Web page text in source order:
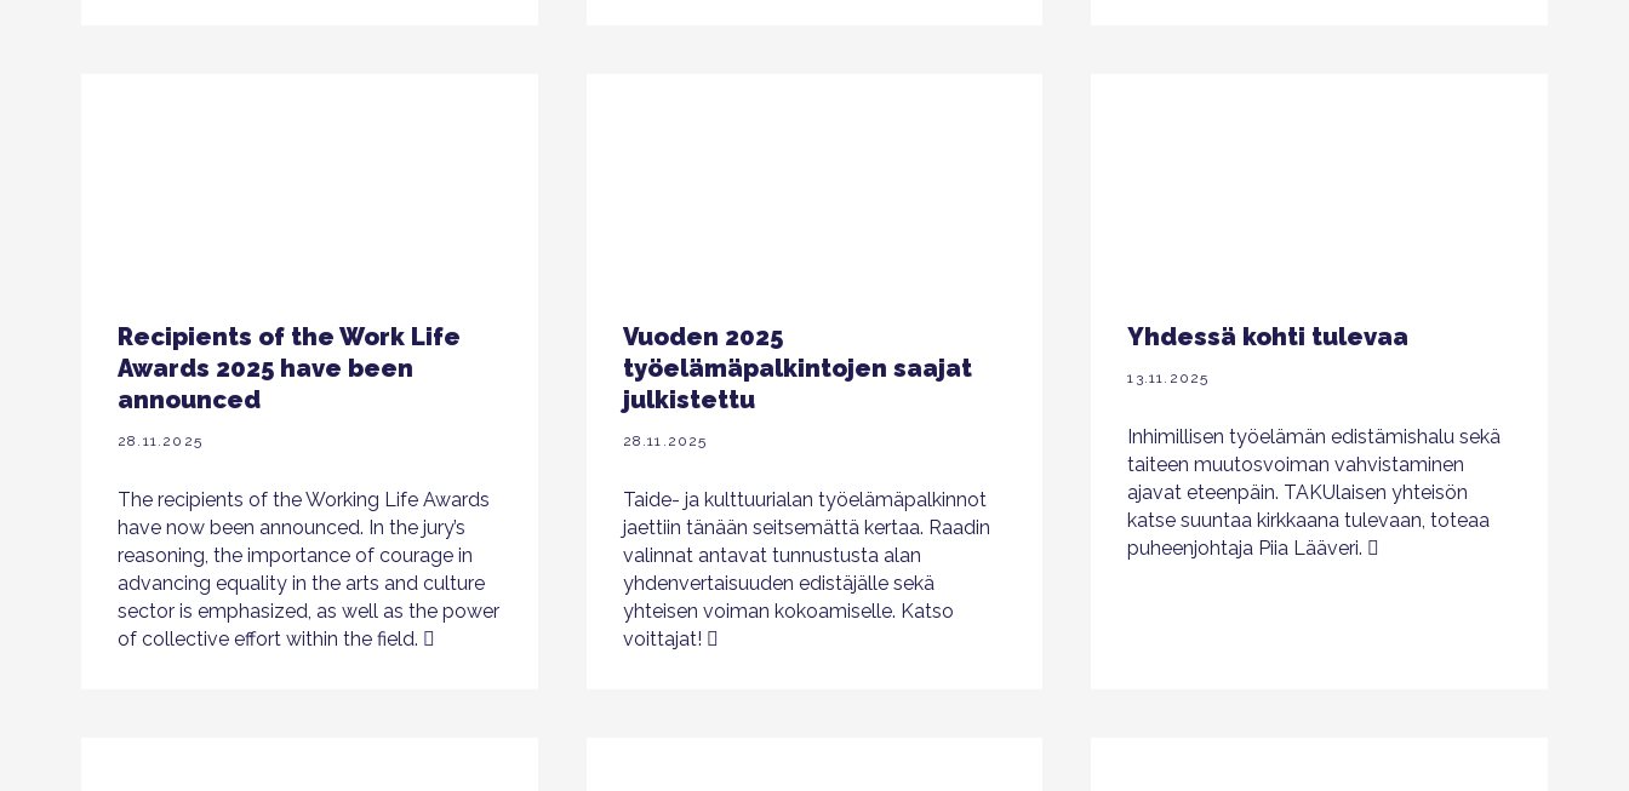
Recipients of the Work Life
Awards 2025 have been
announced
28.11.2025
The recipients of the Working Life Awards
have now been announced. In the jury’s
reasoning, the importance of courage in
advancing equality in the arts and culture
sector is emphasized, as well as the power
of collective effort within the field.
Vuoden 2025
työelämäpalkintojen saajat
julkistettu
28.11.2025
Taide- ja kulttuurialan työelämäpalkinnot
jaettiin tänään seitsemättä kertaa. Raadin
valinnat antavat tunnustusta alan
yhdenvertaisuuden edistäjälle sekä
yhteisen voiman kokoamiselle. Katso
voittajat!
Yhdessä kohti tulevaa
13.11.2025
Inhimillisen työelämän edistämishalu sekä
taiteen muutosvoiman vahvistaminen
ajavat eteenpäin. TAKUlaisen yhteisön
katse suuntaa kirkkaana tulevaan, toteaa
puheenjohtaja Piia Lääveri.